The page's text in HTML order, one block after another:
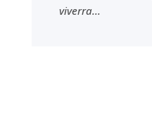
viverra...